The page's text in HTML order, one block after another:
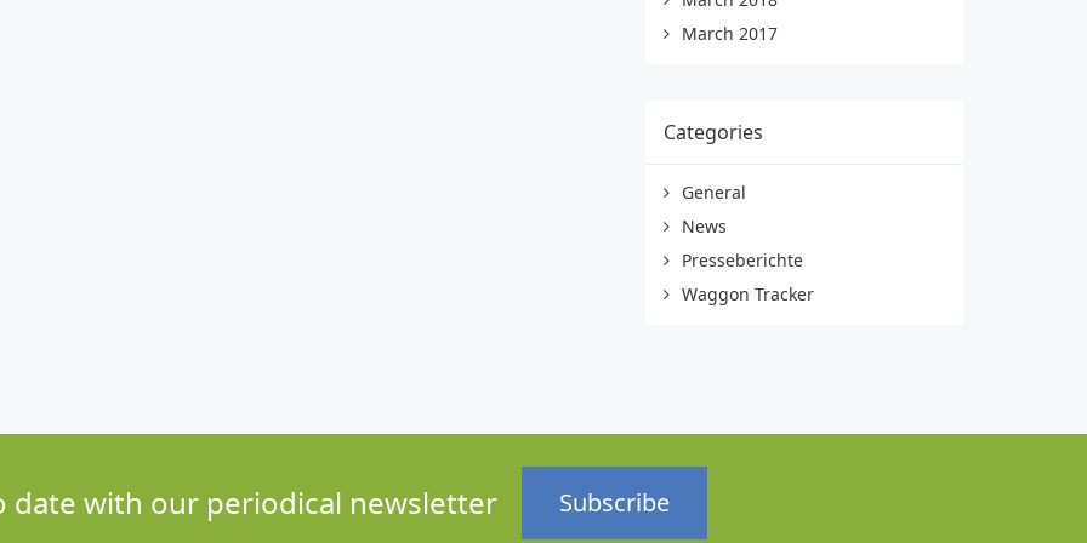
March 2017
Categories
General
News
Presseberichte
Waggon Tracker
date with our periodical newsletter Subscribe